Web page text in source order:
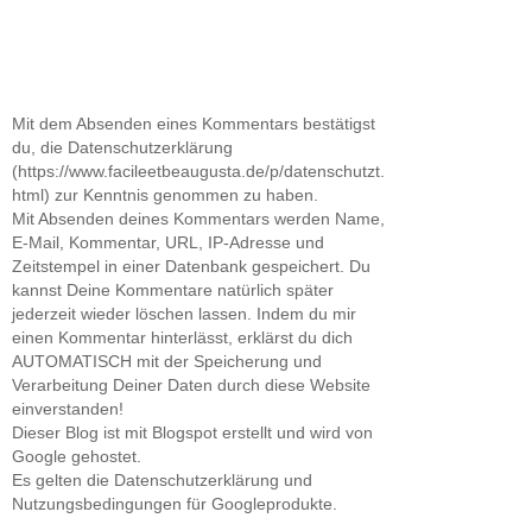
Mit dem Absenden eines Kommentars bestätigst
du, die Datenschutzerklärung
(https://www.facileetbeaugusta.de/p/datenschutzt.
html) zur Kenntnis genommen zu haben.
Mit Absenden deines Kommentars werden Name,
E-Mail, Kommentar, URL, IP-Adresse und
Zeitstempel in einer Datenbank gespeichert. Du
kannst Deine Kommentare natürlich später
jederzeit wieder löschen lassen. Indem du mir
einen Kommentar hinterlässt, erklärst du dich
AUTOMATISCH mit der Speicherung und
Verarbeitung Deiner Daten durch diese Website
einverstanden!
Dieser Blog ist mit Blogspot erstellt und wird von
Google gehostet.
Es gelten die Datenschutzerklärung und
Nutzungsbedingungen für Googleprodukte.